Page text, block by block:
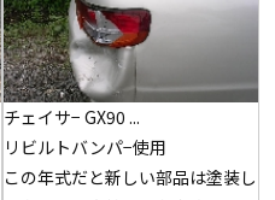
チェイサ− GX90 ...
リビルトバンパ−使用
この年式だと新しい部品は塗装し